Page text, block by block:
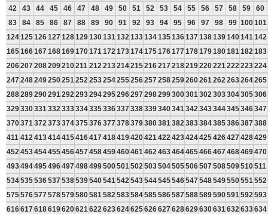
42
43 44 45 46 47 48 49 50 51 52 53 54 55 56 57 58 59
60
83
84 85 86 87 88 89 90 91 92 93 94 95 96 97 98 99 100101
124125126127128129130131 132 133134135136137138139140141 142
165166167168169170171 172 173174175176177178179180181 182 183
206207208209210211 212 213214215216217218219220221 222 223224
247248249250251 252 253254255256257258259260261 262 263264265
288289290291 292 293294295296297298299300301 302 303304305306
329330331 332 333334335336337338339340341 342 343344345346347
370371 372 373374375376377378379380381 382 383384385386387388
411 412 413414415416417418419420421 422 423424425426427428429
452 453454455456457458459460461 462 463464465466467468469470
493494495496497498499500501 502 503504505506507508509510511
534535536537538539540541 542 543544545546547548549550551 552
575576577578579580581 582 583584585586587588589590591 592 593
616617618619620621 622 623624625626627628629630631 632 633634